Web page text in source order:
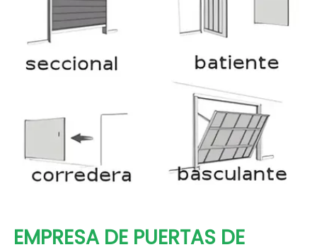
EMPRESA DE PUERTAS DE